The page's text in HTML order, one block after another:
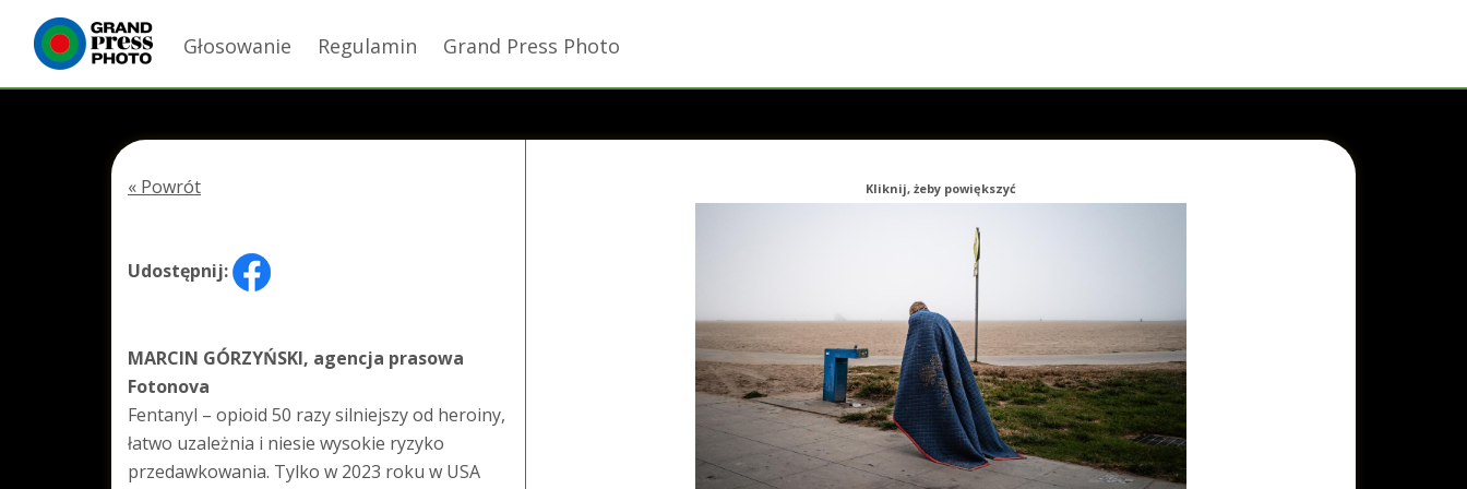
Głosowanie Regulamin Grand Press Photo
« Powrót
Udostępnij:
MARCIN GÓRZYŃSKI, agencja prasowa
Fotonova
Fentanyl – opioid 50 razy silniejszy od heroiny,
łatwo uzależnia i niesie wysokie ryzyko
przedawkowania. Tylko w 2023 roku w USA
Kliknij, żeby powiększyć